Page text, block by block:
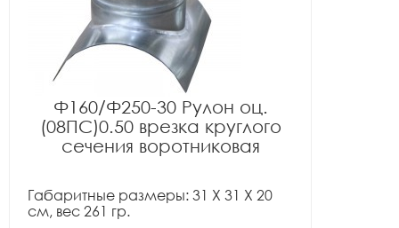
Ф160/Ф250-30 Рулон оц.
(08ПС)0.50 врезка круглого
сечения воротниковая
Габаритные размеры: 31 X 31 X 20
см, вес 261 гр.